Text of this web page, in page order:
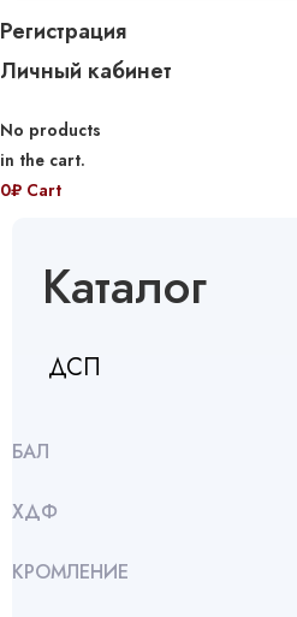
Регистрация
Личный кабинет
No products
in the cart.
0₽ Cart
Каталог
ДСП
БАЛ
ХДФ
КРОМЛЕНИЕ